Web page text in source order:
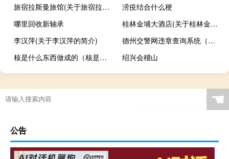
旅宿拉斯曼旅馆(关于旅宿拉斯曼旅馆的简介)
涝疫结合什么梗
哪里回收新轴承
桂林金埔大酒店(关于桂林金埔大酒店的简介)
李汉萍(关于李汉萍的简介)
德州交警网违章查询系统（德州交警网违章查询）
核是什么东西做成的（核是什么东西）
绍兴会稽山
☚
公告